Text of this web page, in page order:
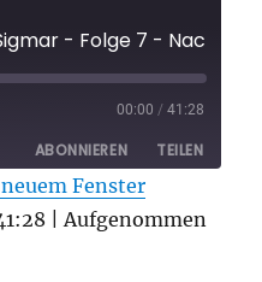
00:00 / 41:28
ABONNIEREN TEILEN
Fenster
|Aufgenommen